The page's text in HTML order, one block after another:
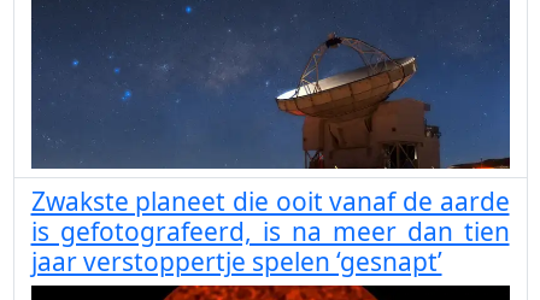
Zwakste planeet die ooit vanaf de aarde
is gefotografeerd, is na meer dan tien
jaar verstoppertje spelen ‘gesnapt’